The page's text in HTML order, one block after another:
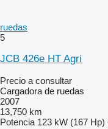
ruedas
5
JCB 426e HT Agri
Precio a consultar
Cargadora de ruedas
2007
13,750 km
Potencia 123 kW (167 Hp)